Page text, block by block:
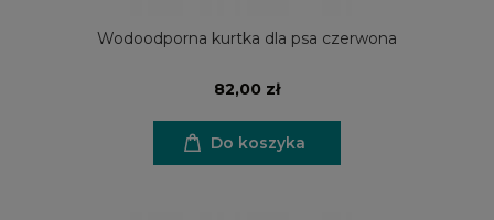
Wodoodporna kurtka dla psa czerwona
82,00 zł
Do koszyka